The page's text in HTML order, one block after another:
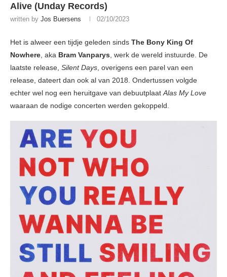
Alive (Unday Records)
written by Jos Buersens 02/10/2023
Het is alweer een tijdje geleden sinds The Bony King Of
Nowhere, aka Bram Vanparys, werk de wereld instuurde. De
laatste release, Silent Days, overigens een parel van een
release, dateert dan ook al van 2018. Ondertussen volgde
echter wel nog een heruitgave van debuutplaatAlas My Love
waaraan de nodige concerten werden gekoppeld.